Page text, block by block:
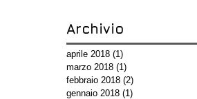
Archivio
aprile 2018 (1)
marzo 2018 (1)
febbraio 2018 (2)
gennaio 2018 (1)